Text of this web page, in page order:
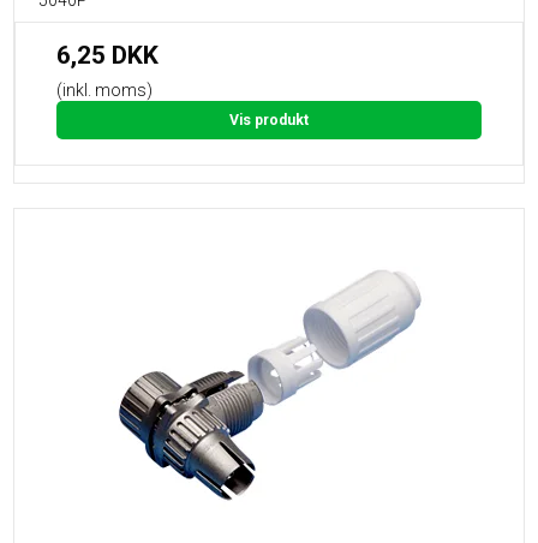
6,25 DKK
(inkl. moms)
Vis produkt